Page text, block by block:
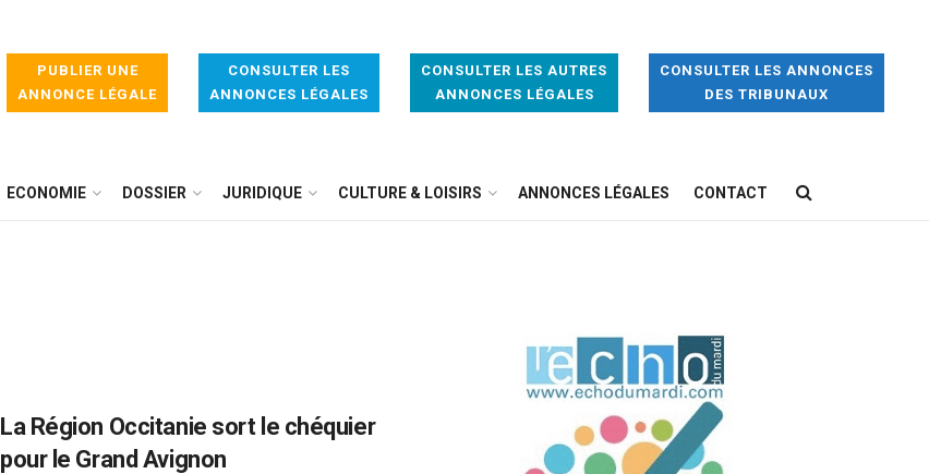
PUBLIER UNE
ANNONCE LÉGALE
CONSULTER LES
ANNONCES LÉGALES
CONSULTER LES AUTRES
ANNONCES LÉGALES
CONSULTER LES ANNONCES
DES TRIBUNAUX
ECONOMIE DOSSIER JURIDIQUE CULTURE & LOISIRS ANNONCES LÉGALES CONTACT
La Région Occitanie sort le chéquier
pour le Grand Avignon